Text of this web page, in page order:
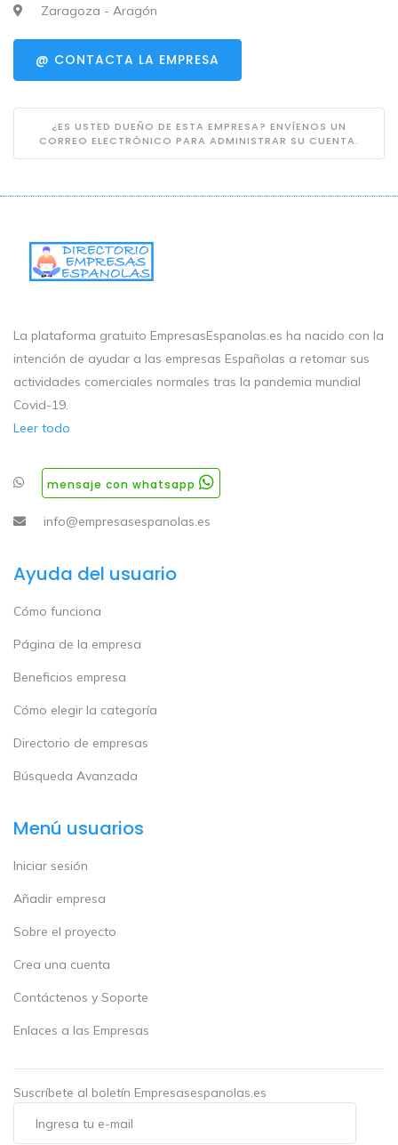
Zaragoza - Aragón
@ CONTACTA LA EMPRESA
¿ES USTED DUEÑO DE ESTA EMPRESA? ENVÍENOS UN
CORREO ELECTRÓNICO PARA ADMINISTRAR SU CUENTA.
La plataforma gratuito EmpresasEspanolas.es ha nacido con la
intención de ayudar a las empresas Españolas a retomar sus
actividades comerciales normales tras la pandemia mundial
Covid-19.
Leer todo
mensaje con whatsapp
info@empresasespanolas.es
Ayuda del usuario
Cómo funciona
Página de la empresa
Beneficios empresa
Cómo elegir la categoría
Directorio de empresas
Búsqueda Avanzada
Menú usuarios
Iniciar sesión
Añadir empresa
Sobre el proyecto
Crea una cuenta
Contáctenos y Soporte
Enlaces a las Empresas
Suscríbete al boletín Empresasespanolas.es